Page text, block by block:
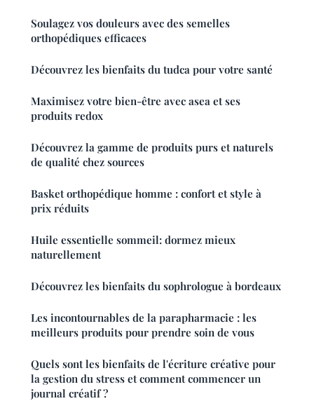
Soulagez vos douleurs avec des semelles
orthopédiques efficaces
Découvrez les bienfaits du tudca pour votre santé
Maximisez votre bien-être avec asea et ses
produits redox
Découvrez la gamme de produits purs et naturels
de qualité chez sources
Basket orthopédique homme : confort et style à
prix réduits
Huile essentielle sommeil: dormez mieux
naturellement
Découvrez les bienfaits du sophrologue à bordeaux
Les incontournables de la parapharmacie : les
meilleurs produits pour prendre soin de vous
Quels sont les bienfaits de l'écriture créative pour
la gestion du stress et comment commencer un
journal créatif ?